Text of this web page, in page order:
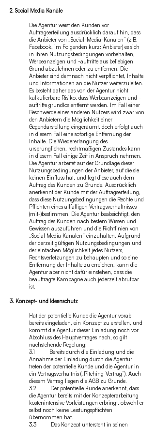
2. Social Media Kanäle
Die Agentur weist den Kunden vor
Auftragserteilung ausdrücklich darauf hin, dass
die Anbieter von „Social-Media-Kanälen“ (z.B.
Facebook, im Folgenden kurz: Anbieter) es sich
in ihren Nutzungsbedingungen vorbehalten,
Werbeanzeigen und -auftritte aus beliebigen
Grund abzulehnen oder zu entfernen. Die
Anbieter sind demnach nicht verpflichtet, Inhalte
und Informationen an die Nutzer weiterzuleiten.
Es besteht daher das von der Agentur nicht
kalkulierbare Risiko, dass Werbeanzeigen und -
auftritte grundlos entfernt werden. Im Fall einer
Beschwerde eines anderen Nutzers wird zwar von
den Anbietern die Möglichkeit einer
Gegendarstellung eingeräumt, doch erfolgt auch
in diesem Fall eine sofortige Entfernung der
Inhalte. Die Wiedererlangung des
ursprünglichen, rechtmäßigen Zustandes kann
in diesem Fall einige Zeit in Anspruch nehmen.
Die Agentur arbeitet auf der Grundlage dieser
Nutzungsbedingungen der Anbieter, auf die sie
keinen Einfluss hat, und legt diese auch dem
Auftrag des Kunden zu Grunde. Ausdrücklich
anerkennt der Kunde mit der Auftragserteilung,
dass diese Nutzungsbedingungen die Rechte und
Pflichten eines allfälligen Vertragsverhältnisses
(mit-)bestimmen. Die Agentur beabsichtigt, den
Auftrag des Kunden nach bestem Wissen und
Gewissen auszuführen und die Richtlinien von
„Social Media Kanälen“ einzuhalten. Aufgrund
der derzeit gültigen Nutzungsbedingungen und
der einfachen Möglichkeit jedes Nutzers,
Rechtsverletzungen zu behaupten und so eine
Entfernung der Inhalte zu erreichen, kann die
Agentur aber nicht dafür einstehen, dass die
beauftragte Kampagne auch jederzeit abrufbar
ist.
3. Konzept- und Ideenschutz
Hat der potentielle Kunde die Agentur vorab
bereits eingeladen, ein Konzept zu erstellen, und
kommt die Agentur dieser Einladung noch vor
Abschluss des Hauptvertrages nach, so gilt
nachstehende Regelung:
3.1 Bereits durch die Einladung und die
Annahme der Einladung durch die Agentur
treten der potentielle Kunde und die Agentur in
ein Vertragsverhältnis („Pitching-Vertrag“). Auch
diesem Vertrag liegen die AGB zu Grunde.
3.2 Der potentielle Kunde anerkennt, dass
die Agentur bereits mit der Konzepterarbeitung
kostenintensive Vorleistungen erbringt, obwohl er
selbst noch keine Leistungspflichten
übernommen hat.
3.3 Das Konzept untersteht in seinen